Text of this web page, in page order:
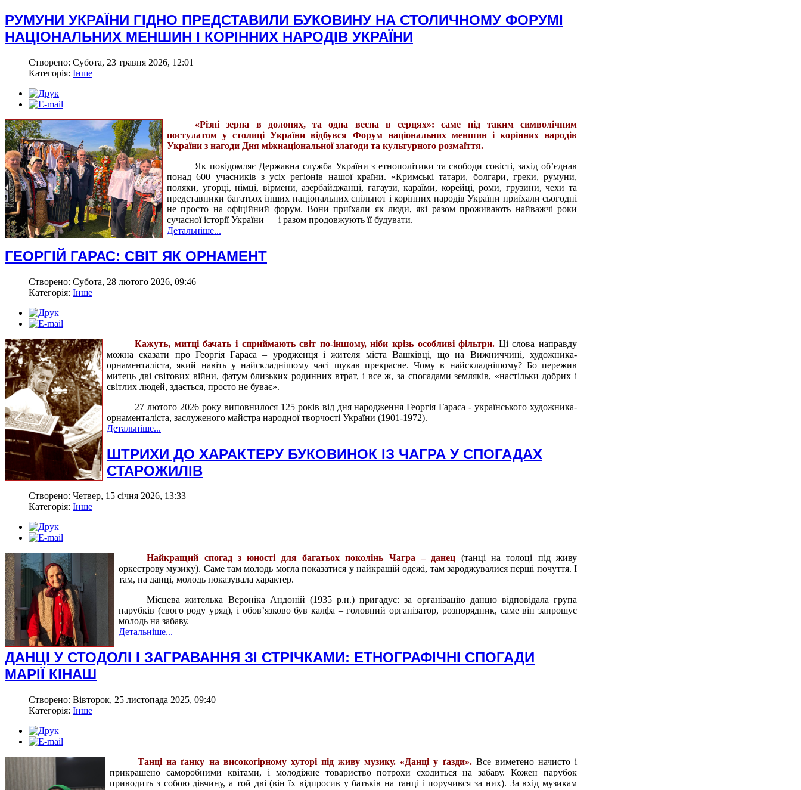
РУМУНИ УКРАЇНИ ГІДНО ПРЕДСТАВИЛИ БУКОВИНУ НА СТОЛИЧНОМУ ФОРУМІ
НАЦІОНАЛЬНИХ МЕНШИН І КОРІННИХ НАРОДІВ УКРАЇНИ
Створено: Субота, 23 травня 2026, 12:01
Категорія: Інше
«Різні зерна в долонях, та одна весна в серцях»: саме під таким символічним
постулатом у столиці України відбувся Форум національних меншин і корінних народів
України з нагоди Дня міжнаціональної злагоди та культурного розмаїття.
Як повідомляє Державна служба України з етнополітики та свободи совісті, захід об’єднав
понад 600 учасників з усіх регіонів нашої країни. «Кримські татари, болгари, греки, румуни,
поляки, угорці, німці, вірмени, азербайджанці, гагаузи, караїми, корейці, роми, грузини, чехи та
представники багатьох інших національних спільнот і корінних народів України приїхали сьогодні
не просто на офіційний форум. Вони приїхали як люди, які разом проживають найважчі роки
сучасної історії України — і разом продовжують її будувати.
Детальніше...
ГЕОРГІЙ ГАРАС: СВІТ ЯК ОРНАМЕНТ
Створено: Субота, 28 лютого 2026, 09:46
Категорія: Інше
Кажуть, митці бачать і сприймають світ по-іншому, ніби крізь особливі фільтри. Ці слова направду
можна сказати про Георгія Гараса – уродженця і жителя міста Вашківці, що на Вижниччині, художника-
орнаменталіста, який навіть у найскладнішому часі шукав прекрасне. Чому в найскладнішому? Бо пережив
митець дві світових війни, фатум близьких родинних втрат, і все ж, за спогадами земляків, «настільки добрих і
світлих людей, здається, просто не буває».
27 лютого 2026 року виповнилося 125 років від дня народження Георгія Гараса - українського художника-
орнаменталіста, заслуженого майстра народної творчості України (1901-1972).
Детальніше...
ШТРИХИ ДО ХАРАКТЕРУ БУКОВИНОК ІЗ ЧАГРА У СПОГАДАХ
СТАРОЖИЛІВ
Створено: Четвер, 15 січня 2026, 13:33
Категорія: Інше
Найкращий спогад з юності для багатьох поколінь Чагра – данец (танці на толоці під живу
оркестрову музику). Саме там молодь могла показатися у найкращій одежі, там зароджувалися перші почуття. І
там, на данці, молодь показувала характер.
Місцева жителька Вероніка Андоній (1935 р.н.) пригадує: за організацію данцю відповідала група
парубків (свого роду уряд), і обов’язково був калфа – головний організатор, розпорядник, саме він запрошує
молодь на забаву.
Детальніше...
ДАНЦІ У СТОДОЛІ І ЗАГРАВАННЯ ЗІ СТРІЧКАМИ: ЕТНОГРАФІЧНІ СПОГАДИ
МАРІЇ КІНАШ
Створено: Вівторок, 25 листопада 2025, 09:40
Категорія: Інше
Танці на ґанку на високогірному хуторі під живу музику. «Данці у ґазди». Все виметено начисто і
прикрашено саморобними квітами, і молодіжне товариство потрохи сходиться на забаву. Кожен парубок
приводить з собою дівчину, а той дві (він їх відпросив у батьків на танці і поручився за них). За вхід музикам